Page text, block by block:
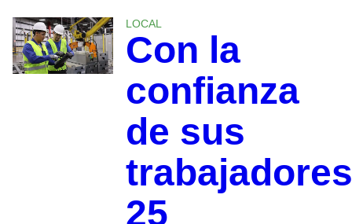
LOCAL
Con la
confianza
de sus
25